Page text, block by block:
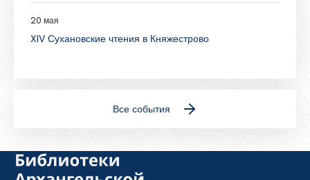
20 мая
XIV Сухановские чтения в Княжестрово
Все события